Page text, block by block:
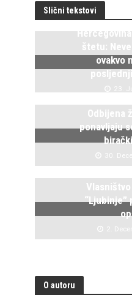
Slični tekstovi
štetu:
ovakvo
23.
Odbijena
ponavljaju
30.
“Ljubinje”
2.
O autoru